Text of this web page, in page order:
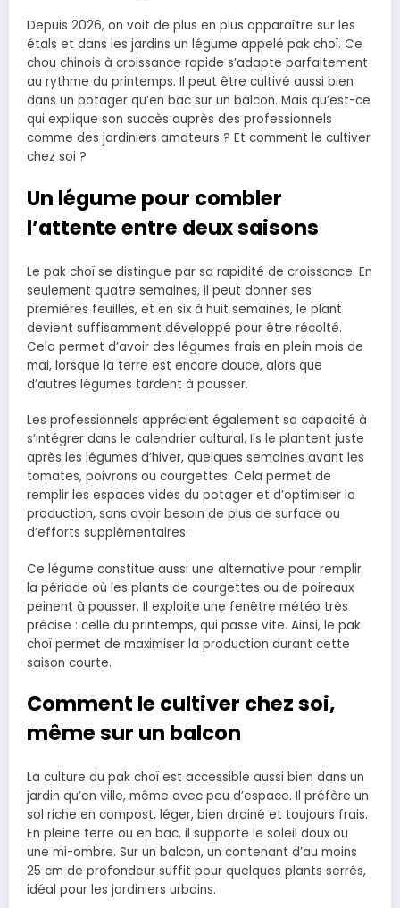
Depuis 2026, on voit de plus en plus apparaître sur les
étals et dans les jardins un légume appelé pak choï. Ce
chou chinois à croissance rapide s’adapte parfaitement
au rythme du printemps. Il peut être cultivé aussi bien
dans un potager qu’en bac sur un balcon. Mais qu’est-ce
qui explique son succès auprès des professionnels
comme des jardiniers amateurs ? Et comment le cultiver
chez soi ?
Un légume pour combler
l’attente entre deux saisons
Le pak choï se distingue par sa rapidité de croissance. En
seulement quatre semaines, il peut donner ses
premières feuilles, et en six à huit semaines, le plant
devient suffisamment développé pour être récolté.
Cela permet d’avoir des légumes frais en plein mois de
mai, lorsque la terre est encore douce, alors que
d’autres légumes tardent à pousser.
Les professionnels apprécient également sa capacité à
s’intégrer dans le calendrier cultural. Ils le plantent juste
après les légumes d’hiver, quelques semaines avant les
tomates, poivrons ou courgettes. Cela permet de
remplir les espaces vides du potager et d’optimiser la
production, sans avoir besoin de plus de surface ou
d’efforts supplémentaires.
Ce légume constitue aussi une alternative pour remplir
la période où les plants de courgettes ou de poireaux
peinent à pousser. Il exploite une fenêtre météo très
précise : celle du printemps, qui passe vite. Ainsi, le pak
choï permet de maximiser la production durant cette
saison courte.
Comment le cultiver chez soi,
même sur un balcon
La culture du pak choï est accessible aussi bien dans un
jardin qu’en ville, même avec peu d’espace. Il préfère un
sol riche en compost, léger, bien drainé et toujours frais.
En pleine terre ou en bac, il supporte le soleil doux ou
une mi-ombre. Sur un balcon, un contenant d’au moins
25 cm de profondeur suffit pour quelques plants serrés,
idéal pour les jardiniers urbains.